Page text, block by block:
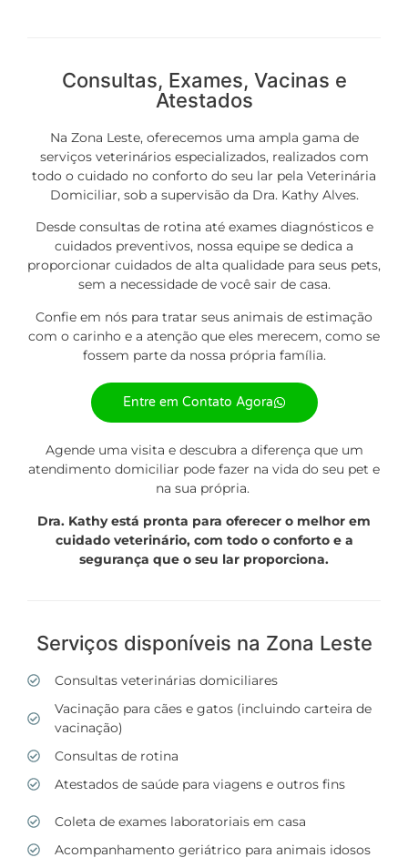
Consultas, Exames, Vacinas e
Atestados
Na Zona Leste, oferecemos uma ampla gama de
serviçosveterinários especializados, realizados com
todo o cuidado no conforto do seu lar pela Veterinária
Domiciliar, sob a supervisão da Dra. Kathy Alves.
Desde consultas de rotina até exames diagnósticos e
cuidados preventivos, nossa equipe se dedica a
proporcionar cuidados de alta qualidade para seus pets,
sem a necessidade de você sair de casa.
Confie em nós para tratar seus animais de estimação
com o carinho e a atenção que eles merecem, como se
fossem parte da nossa própria família.
Entre em Contato Agora
Agende uma visita e descubra a diferença que um
atendimento domiciliar pode fazer na vida do seu pet e
na sua própria.
Dra. Kathy está pronta para oferecer o melhor em
cuidado veterinário, com todo o conforto e a
segurança que o seu lar proporciona.
Serviços disponíveis na Zona Leste
Consultas veterinárias domiciliares
Vacinação para cães e gatos (incluindo carteira de
vacinação)
Consultas de rotina
Atestados de saúde para viagens e outros fins
Coleta de exames laboratoriais em casa
Acompanhamento geriátrico para animais idosos